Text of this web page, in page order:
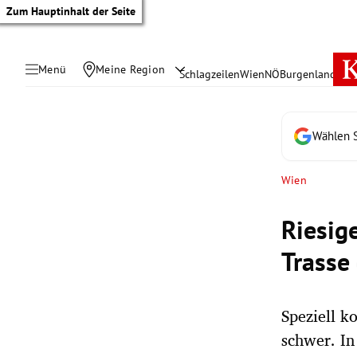
Zum Hauptinhalt der Seite
Menü Meine Region SchlagzeilenWienNÖBurgenland
Wählen
Wien
Speziell
schwer.